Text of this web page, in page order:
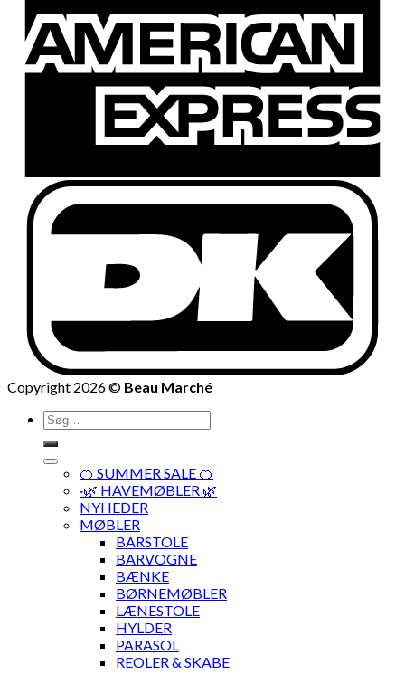
Copyright 2026 © Beau Marché
Søg
efter:
🍊 SUMMER SALE 🍊
·🌿 HAVEMØBLER 🌿
NYHEDER
MØBLER
BARSTOLE
BARVOGNE
BÆNKE
BØRNEMØBLER
LÆNESTOLE
HYLDER
PARASOL
REOLER & SKABE